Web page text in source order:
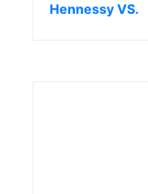
Hennessy VS.